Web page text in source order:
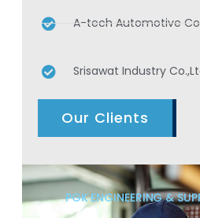
A-tech Automotive
Srisawat Industry
Our Clients
PGK ENGINEERING &